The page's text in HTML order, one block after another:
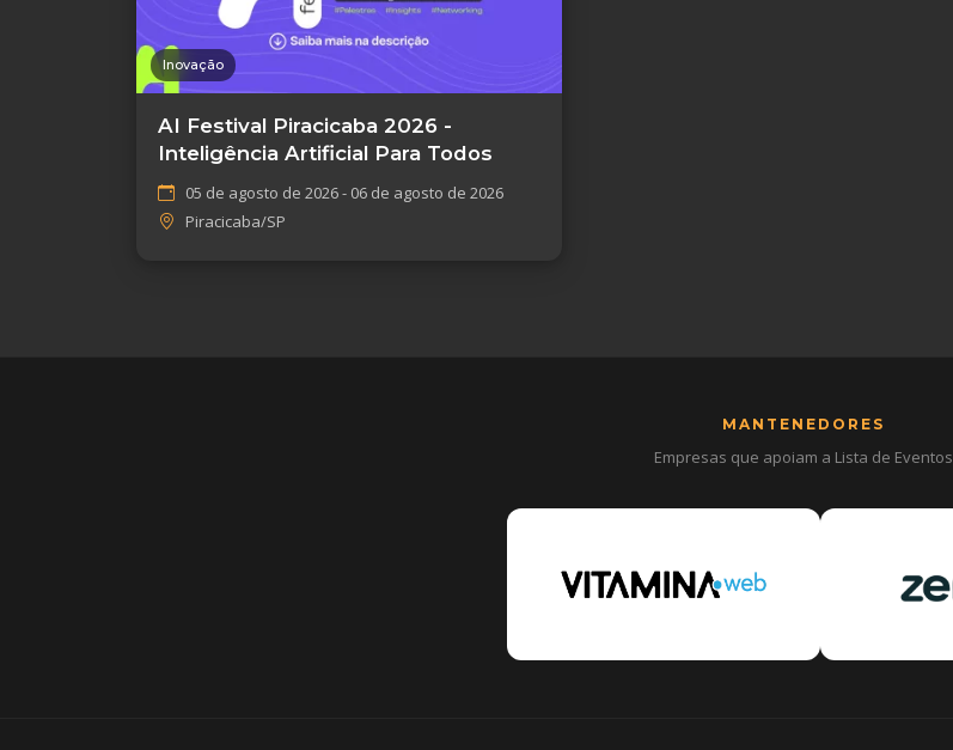
Inovação
AI Festival Piracicaba 2026 -
Inteligência Artificial Para Todos
05 de agosto de 2026 - 06 de agosto de 2026
Piracicaba/SP
MANTENEDORES
Empresas que apoiam a Lista de Eventos